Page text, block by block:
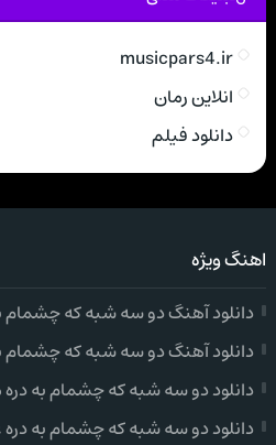
musicpars4.ir
انلاین رمان
دانلود فیلم
اهنگ ویژه
دانلود آهنگ دو سه شبه که چشمام
دانلود آهنگ دو سه شبه که چشمام
دانلود دو سه شبه که چشمام به
دانلود دو سه شبه که چشمام به